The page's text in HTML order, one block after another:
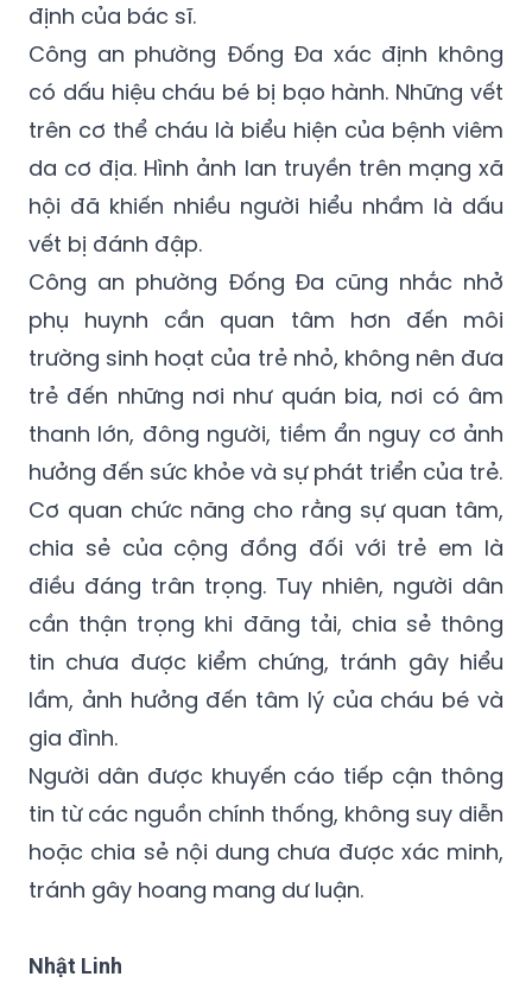
định của bác sĩ.
Công an phường Đống Đa xác định không
có dấu hiệu cháu bé bị bạo hành. Những vết
trên cơ thể cháu là biểu hiện của bệnh viêm
da cơ địa. Hình ảnh lan truyền trên mạng xã
hội đã khiến nhiều người hiểu nhầm là dấu
vết bị đánh đập.
Công an phường Đống Đa cũng nhắc nhở
phụ huynh cần quan tâm hơn đến môi
trường sinh hoạt của trẻ nhỏ, không nên đưa
trẻ đến những nơi như quán bia, nơi có âm
thanh lớn, đông người, tiềm ẩn nguy cơ ảnh
hưởng đến sức khỏe và sự phát triển của trẻ.
Cơ quan chức năng cho rằng sự quan tâm,
chia sẻ của cộng đồng đối với trẻ em là
điều đáng trân trọng. Tuy nhiên, người dân
cần thận trọng khi đăng tải, chia sẻ thông
tin chưa được kiểm chứng, tránh gây hiểu
lầm, ảnh hưởng đến tâm lý của cháu bé và
gia đình.
Người dân được khuyến cáo tiếp cận thông
tin từ các nguồn chính thống, không suy diễn
hoặc chia sẻ nội dung chưa được xác minh,
tránh gây hoang mang dư luận.
Nhật Linh